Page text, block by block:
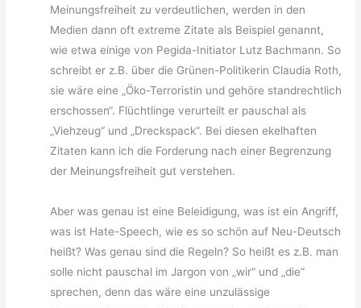
Meinungsfreiheit zu verdeutlichen, werden in den
Medien dann oft extreme Zitate als Beispiel genannt,
wie etwa einige von Pegida-Initiator Lutz Bachmann. So
schreibt er z.B. über die Grünen-Politikerin Claudia Roth,
sie wäre eine „Öko-Terroristin und gehöre standrechtlich
erschossen“. Flüchtlinge verurteilt er pauschal als
„Viehzeug“ und „Dreckspack“. Bei diesen ekelhaften
Zitaten kann ich die Forderung nach einer Begrenzung
der Meinungsfreiheit gut verstehen.
Aber was genau ist eine Beleidigung, was ist ein Angriff,
was ist Hate-Speech, wie es so schön auf Neu-Deutsch
heißt? Was genau sind die Regeln? So heißt es z.B. man
solle nicht pauschal im Jargon von „wir“ und „die“
sprechen, denn das wäre eine unzulässige